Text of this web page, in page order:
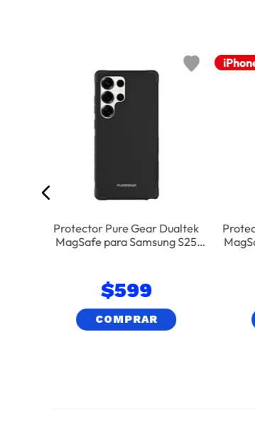
Protector Pure Gear Dualtek
MagSafe para Samsung S25
$599
COMPRAR